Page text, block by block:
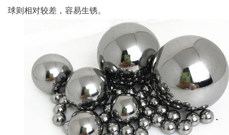
球则相对较差，容易生锈。